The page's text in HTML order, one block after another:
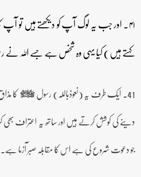
۴۱۔ اور جب یہ لوگ آپ کو دیکھتے ہیں تو
کہتے ہیں) کیا یہی وہ شخص ہے جسے اللہ نے
41۔ ایک طرف یہ (نعوذباللہ) رسول صلى‌الله‌عليه‌وآله‌وسلمکا
دینے کی کوشش کرتے ہیں اور ساتھ یہ اعتراف
جو دعوت شروع کی ہے اس کا مقابلہ صبر آزما ہے۔